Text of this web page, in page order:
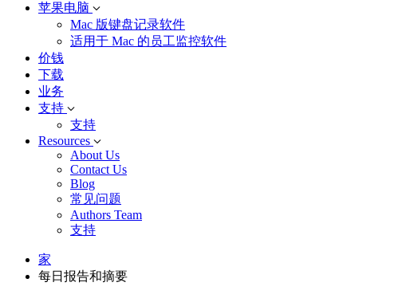
苹果电脑
Mac 版键盘记录软件
适用于 Mac 的员工监控软件
价钱
下载
业务
支持
支持
Resources
About Us
Contact Us
Blog
常见问题
Authors Team
支持
家
每日报告和摘要